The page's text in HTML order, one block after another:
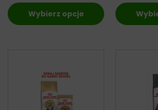
Wybierz opcje